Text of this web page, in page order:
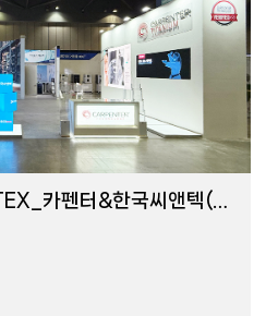
코리아_세움트로닉스
코리아_세움트로닉스